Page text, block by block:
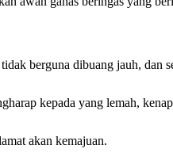
berguna dibuang jauh, dan
kepada yang lemah,
akan kemajuan.